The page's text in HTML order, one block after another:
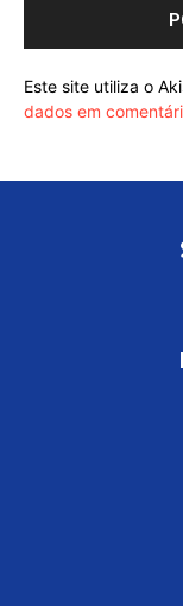
Este site utiliza o
dados em